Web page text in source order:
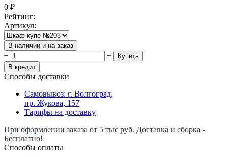
0 ₽
Рейтинг:
Артикул:
В наличии и на заказ
− +
Купить
В кредит
Способы доставки
Самовывоз: г. Волгоград,
пр. Жукова, 157
Тарифы на доставку
При оформлении заказа от 5 тыс руб. Доставка и сборка -
Бесплатно!
Способы оплаты